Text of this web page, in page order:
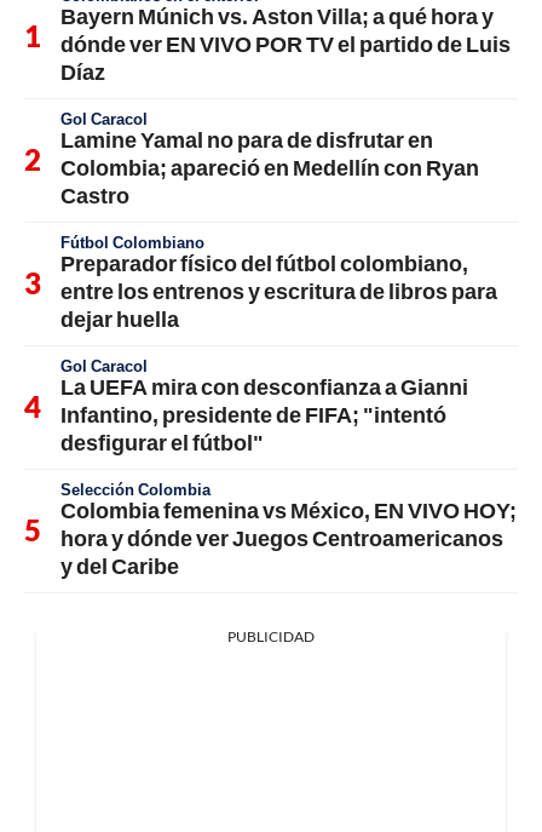
Bayern Múnich vs. Aston Villa; a qué hora y
dónde ver EN VIVO POR TV el partido de Luis
Díaz
Gol Caracol
Lamine Yamal no para de disfrutar en
Colombia; apareció en Medellín con Ryan
Castro
Fútbol Colombiano
Preparador físico del fútbol colombiano,
entre los entrenos y escritura de libros para
dejar huella
Gol Caracol
La UEFA mira con desconfianza a Gianni
Infantino, presidente de FIFA; "intentó
desfigurar el fútbol"
Selección Colombia
Colombia femenina vs México, EN VIVO HOY;
hora y dónde ver Juegos Centroamericanos
y del Caribe
PUBLICIDAD